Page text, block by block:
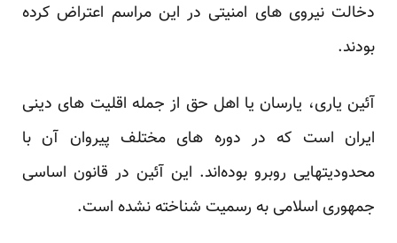
دخالت نیروی های امنیتی در این مراسم اعتراض کرده
بودند.
آئین یاری، یارسان یا اهل حق از جمله اقلیت های دینی
ایران است که در دوره های مختلف پیروان آن با
محدودیتهایی روبرو بوده‌اند. این آئین در قانون اساسی
جمهوری اسلامی به رسمیت شناخته نشده است.